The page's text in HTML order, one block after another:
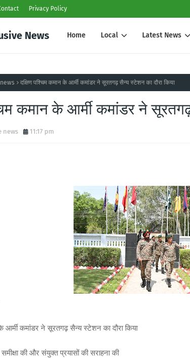
Privacy Policy
News Home Local Latest News
दक्षिण पश्चिम कमान के आर्मी कमांडर ने सूरतगढ़ सैन्य स्टेशन का दौरा किया
कमान के आर्मी कमांडर ने
news 11:17 pm
आर्मी कमांडर ने सूरतगढ़ सैन्य स्टेशन का दौरा किया
की और संयुक्त प्रयासों की सराहना की